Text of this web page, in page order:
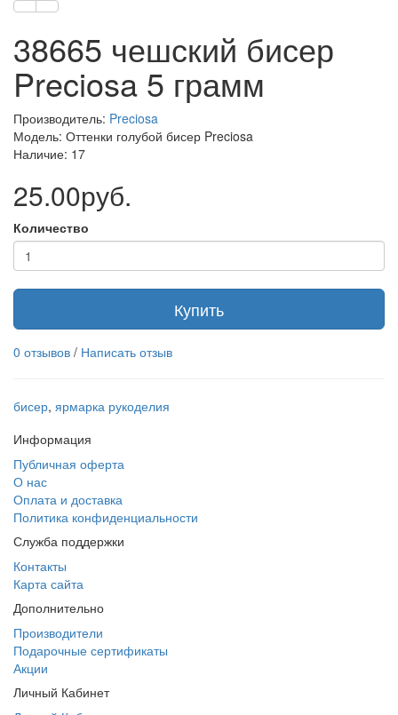
38665 чешский бисер
Preciosa 5 грамм
Производитель: Preciosa
Модель: Оттенки голубой бисер Preciosa
Наличие: 17
25.00руб.
Количество
Купить
0 отзывов / Написать отзыв
бисер, ярмарка рукоделия
Информация
Публичная оферта
О нас
Оплата и доставка
Политика конфиденциальности
Служба поддержки
Контакты
Карта сайта
Дополнительно
Производители
Подарочные сертификаты
Акции
Личный Кабинет